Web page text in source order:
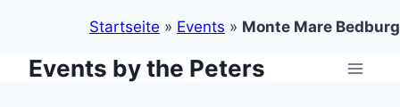
Startseite » Events » Monte Mare Bedburg
ZumEvents by the Peters